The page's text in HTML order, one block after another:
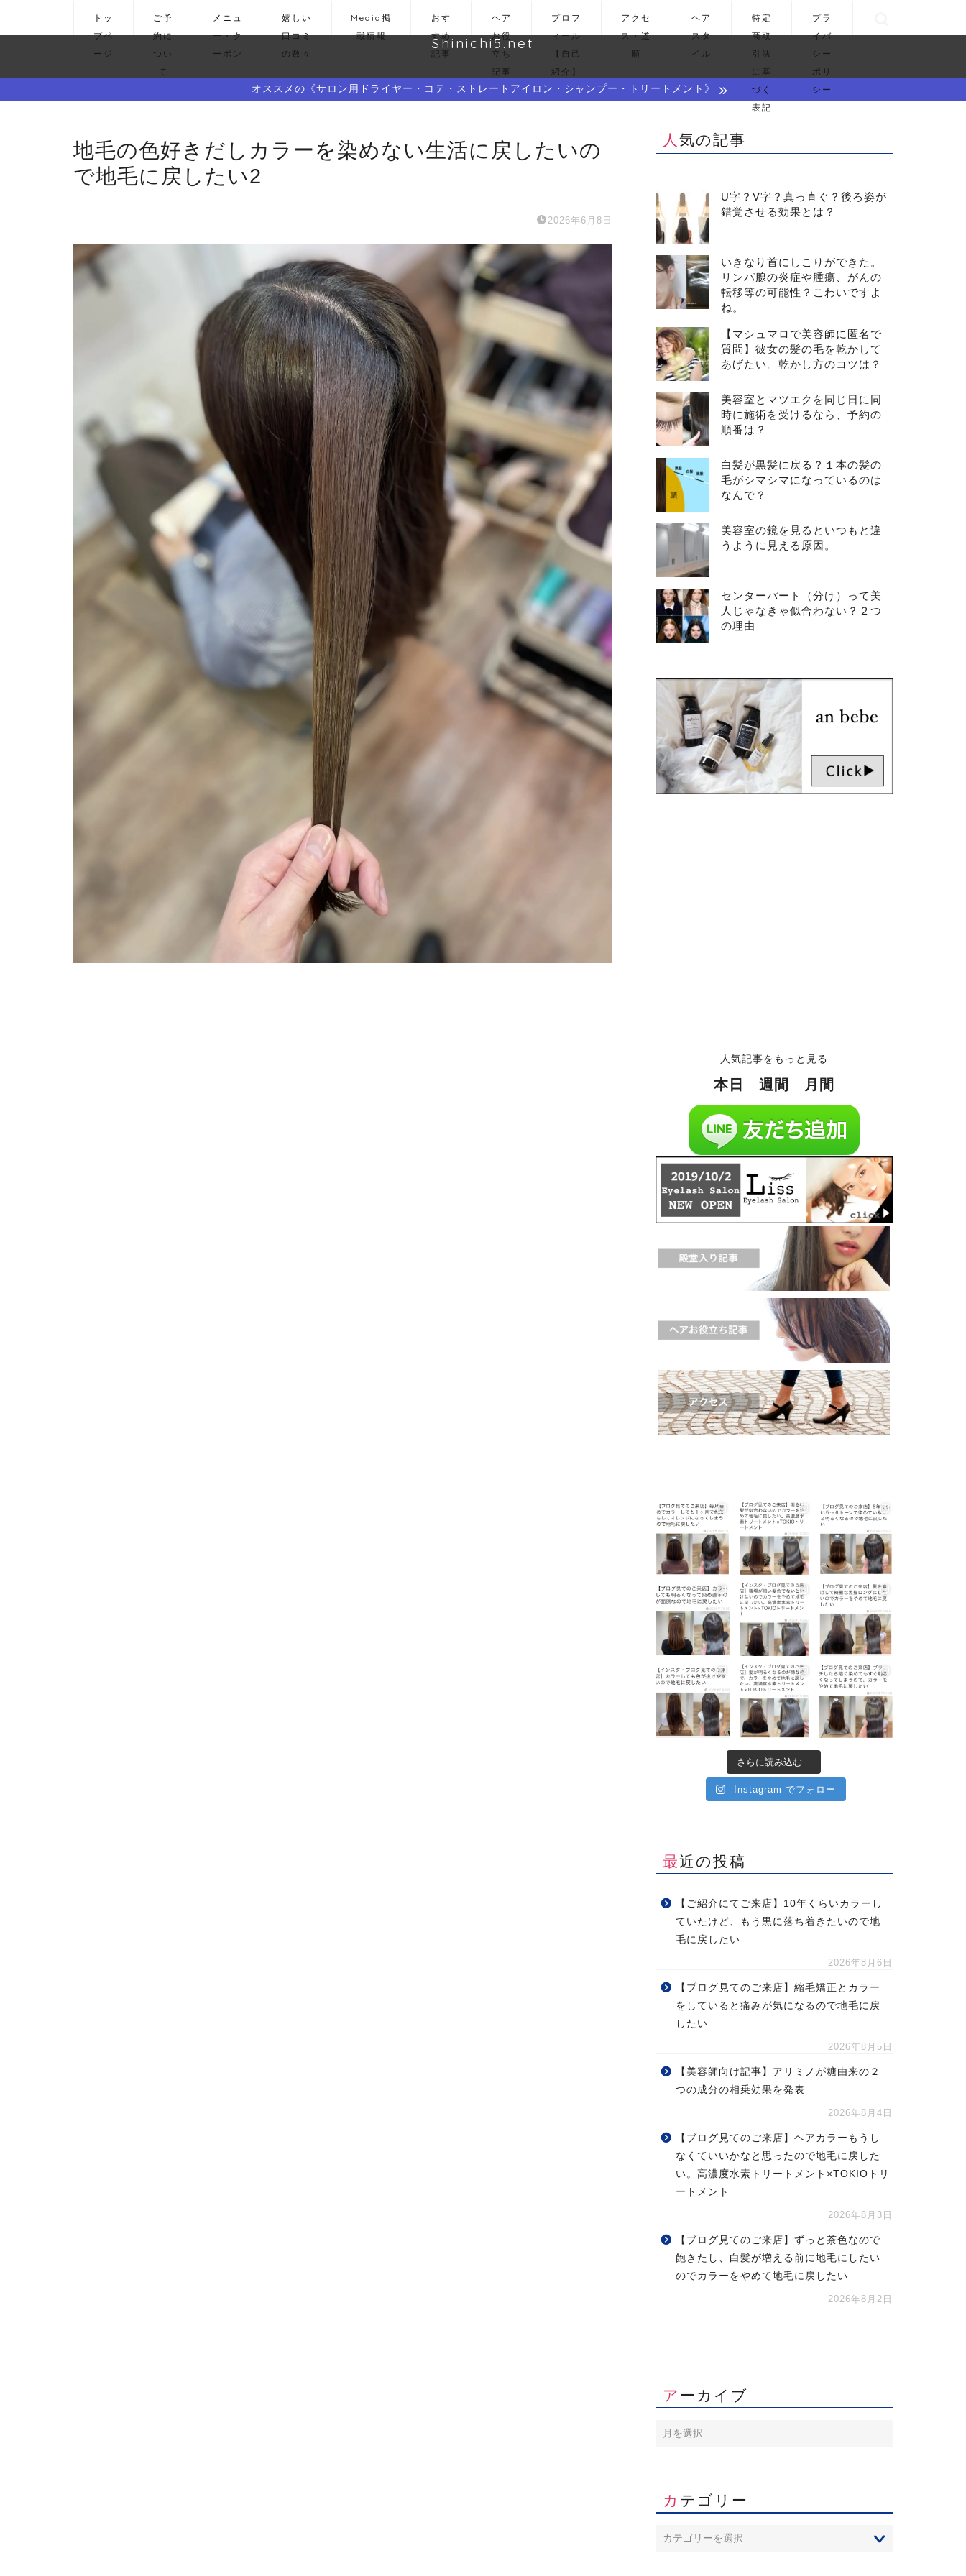
トッ
プペ
ージ
ご予
約に
つい
て
メニュ
ー・ク
ーポン
嬉しい
口コミ
の数々
Media掲
載情報
おす
すめ
記事
ヘア
お役
立ち
記事
プロフ
ィール
【自己
紹介】
アクセ
ス・道
順
ヘア
スタ
イル
特定
商取
引法
に基
づく
表記
プラ
イバ
シー
ポリ
シー
Shinichi5.net
オススメの《サロン用ドライヤー・コテ・ストレートアイロン・シャンプー・トリートメント》
地毛の色好きだしカラーを染めない生活に戻したいの
で地毛に戻したい2
2026年6月8日
人気の記事
U字？V字？真っ直ぐ？後ろ姿が
錯覚させる効果とは？
いきなり首にしこりができた。
リンパ腺の炎症や腫瘍、がんの
転移等の可能性？こわいですよ
ね。
【マシュマロで美容師に匿名で
質問】彼女の髪の毛を乾かして
あげたい。乾かし方のコツは？
美容室とマツエクを同じ日に同
時に施術を受けるなら、予約の
順番は？
白髪が黒髪に戻る？１本の髪の
毛がシマシマになっているのは
なんで？
美容室の鏡を見るといつもと違
うように見える原因。
センターパート（分け）って美
人じゃなきゃ似合わない？２つ
の理由
人気記事をもっと見る
本日 週間 月間
さらに読み込む...
Instagram でフォロー
最近の投稿
【ご紹介にてご来店】10年くらいカラーし
ていたけど、もう黒に落ち着きたいので地
毛に戻したい
2026年8月6日
【ブログ見てのご来店】縮毛矯正とカラー
をしていると痛みが気になるので地毛に戻
したい
2026年8月5日
【美容師向け記事】アリミノが糖由来の２
つの成分の相乗効果を発表
2026年8月4日
【ブログ見てのご来店】ヘアカラーもうし
なくていいかなと思ったので地毛に戻した
い。高濃度水素トリートメント×TOKIOトリ
ートメント
2026年8月3日
【ブログ見てのご来店】ずっと茶色なので
飽きたし、白髪が増える前に地毛にしたい
のでカラーをやめて地毛に戻したい
2026年8月2日
アーカイブ
カテゴリー